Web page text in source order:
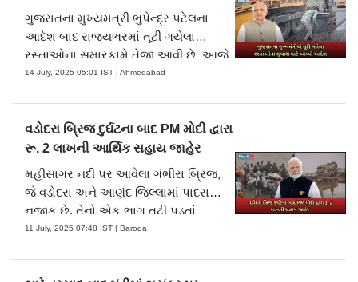
ભારતીય અવકાશ સંશોધન સંગઠન (ISRO)
ના પાઇલટ શુભાંશુ શુક્લા, પોલેન્ડના
યુરોપિયન અવકાશ એજન્સી (ESA)
(હંગેરિયન ટુ ઓર્બિટ) અવકાશયાત્રી ટિબોર
કાપુનો સમાવેશ થાય છે. તેમના રોકાણ
દરમિયાન, ટીમે પરિભ્રમણ પ્રયોગશાળામાં
અનેક વૈજ્ઞાનિક પ્રયોગો અને આઉટરીચ
પ્રવૃત્તિઓ હાથ ધરી હતી.
ગુજરાતના મુખ્યમંત્રી ભુપેન્દ્ર પટેલના
આદેશ બાદ રાજ્યભરમાં તૂટી ગયેલા
રસ્તાઓના સમારકામે તેજી આવી છે. આજે
પંચમહાલ જિલ્લાના ગોધરા બાયપાસ નજીક
સમારકામ શરૂ કરવામાં આવ્યું છે.
જિલ્લાદંડાધિકારી અજય દહિયાએ જીલ્લા
અધિકારીઓ અને GSRDCની ટીમ સાથે
સ્થળ પર જઈને સમારકામનું નિરીક્ષણ કર્યું.
વિશેષતઃ સરકાર તરફથી રસ્તાની પેચવર્ક
છે. આ કામગીરી માટે 10થી વધુ ટીમોને
તહેનાત કરવામાં આવી છે.
14 July, 2025 05:01 IST | Ahmedabad
વડોદરા બ્રિજ દુર્ઘટના બાદ PM મોદી દ્વારા
રૂ. 2 લાખની આર્થિક સહાય જાહેર
મહીસાગર નદી પર આવેલા ગંભીરા બ્રિજ,
જે વડોદરા અને આણંદ જિલ્લામાં પાદરા
નજીક છે, તેનો એક ભાગ તૂટી પડતાં
ભયાનક દુર્ઘટના સર્જાઈ. આ દુર્ઘટનામાં
11 July, 2025 07:48 IST | Baroda